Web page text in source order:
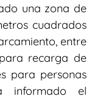
una zona de
cuadrados
entre
recarga de
para personas
informado el